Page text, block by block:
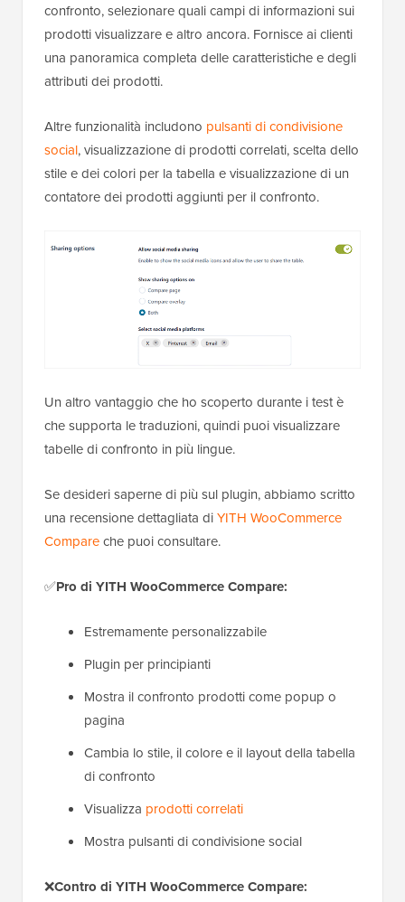
confronto, selezionare quali campi di informazioni sui
prodotti visualizzare e altro ancora. Fornisce ai clienti
una panoramica completa delle caratteristiche e degli
attributi dei prodotti.
Altre funzionalità includono pulsanti di condivisione
social, visualizzazione di prodotti correlati, scelta dello
stile e dei colori per la tabella e visualizzazione di un
contatore dei prodotti aggiunti per il confronto.
Un altro vantaggio che ho scoperto durante i test è
che supporta le traduzioni, quindi puoi visualizzare
tabelle di confronto in più lingue.
Se desideri saperne di più sul plugin, abbiamo scritto
una recensione dettagliata diYITH WooCommerce
Compareche puoi consultare.
✅Pro di YITH WooCommerce Compare:
Estremamente personalizzabile
Plugin per principianti
Mostra il confronto prodotti come popup o
pagina
Cambia lo stile, il colore e il layout della tabella
di confronto
Visualizza prodotti correlati
Mostra pulsanti di condivisione social
❌Contro di YITH WooCommerce Compare: